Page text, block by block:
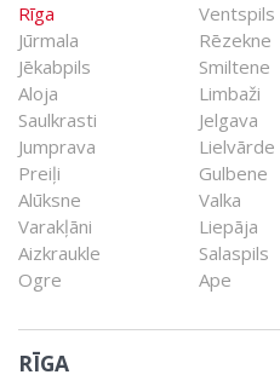
Rīga Ventspils
Jūrmala
Rēzekne
Jēkabpils
Smiltene
Aloja
Limbaži
Saulkrasti
Jelgava
Jumprava
Lielvārde
Preiļi
Gulbene
Alūksne
Valka
Varakļāni
Liepāja
Aizkraukle
Salaspils
Ogre
Ape
RĪGA